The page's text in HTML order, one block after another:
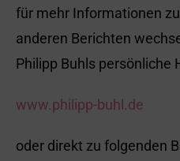
für mehr Informationen
anderen Berichten
Philipp Buhls persönliche
www.philipp-buhl.de
oder direkt zu folgenden